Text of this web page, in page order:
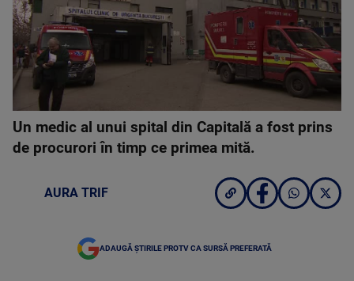
Un medic al unui spital din Capitală a fost prins
de procurori în timp ce primea mită.
AURA TRIF
ADAUGĂ ȘTIRILE PROTV CA SURSĂ PREFERATĂ